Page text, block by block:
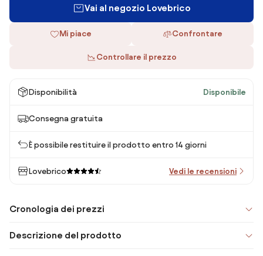
Vai al negozio Lovebrico
Mi piace Confrontare
Controllare il prezzo
Disponibilità Disponibile
Consegna gratuita
È possibile restituire il prodotto entro 14 giorni
Lovebrico Vedi le recensioni
Cronologia dei prezzi
Descrizione del prodotto